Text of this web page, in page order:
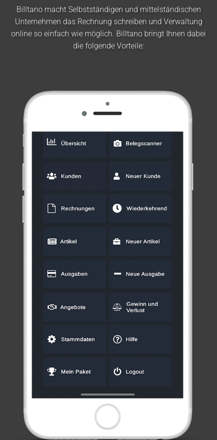
Billtano macht Selbstständigen und mittelständischen
Unternehmen das Rechnung schreiben und Verwaltung
online so einfach wie möglich. Billtano bringt Ihnen dabei
die folgende Vorteile: